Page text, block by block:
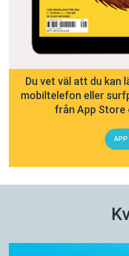
Du vet väl att du kan
mobiltelefon eller
från App Store
APP